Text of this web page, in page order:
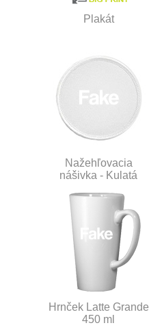
Plakát
Nažehľovacia
nášivka - Kulatá
Hrnček Latte Grande
450 ml